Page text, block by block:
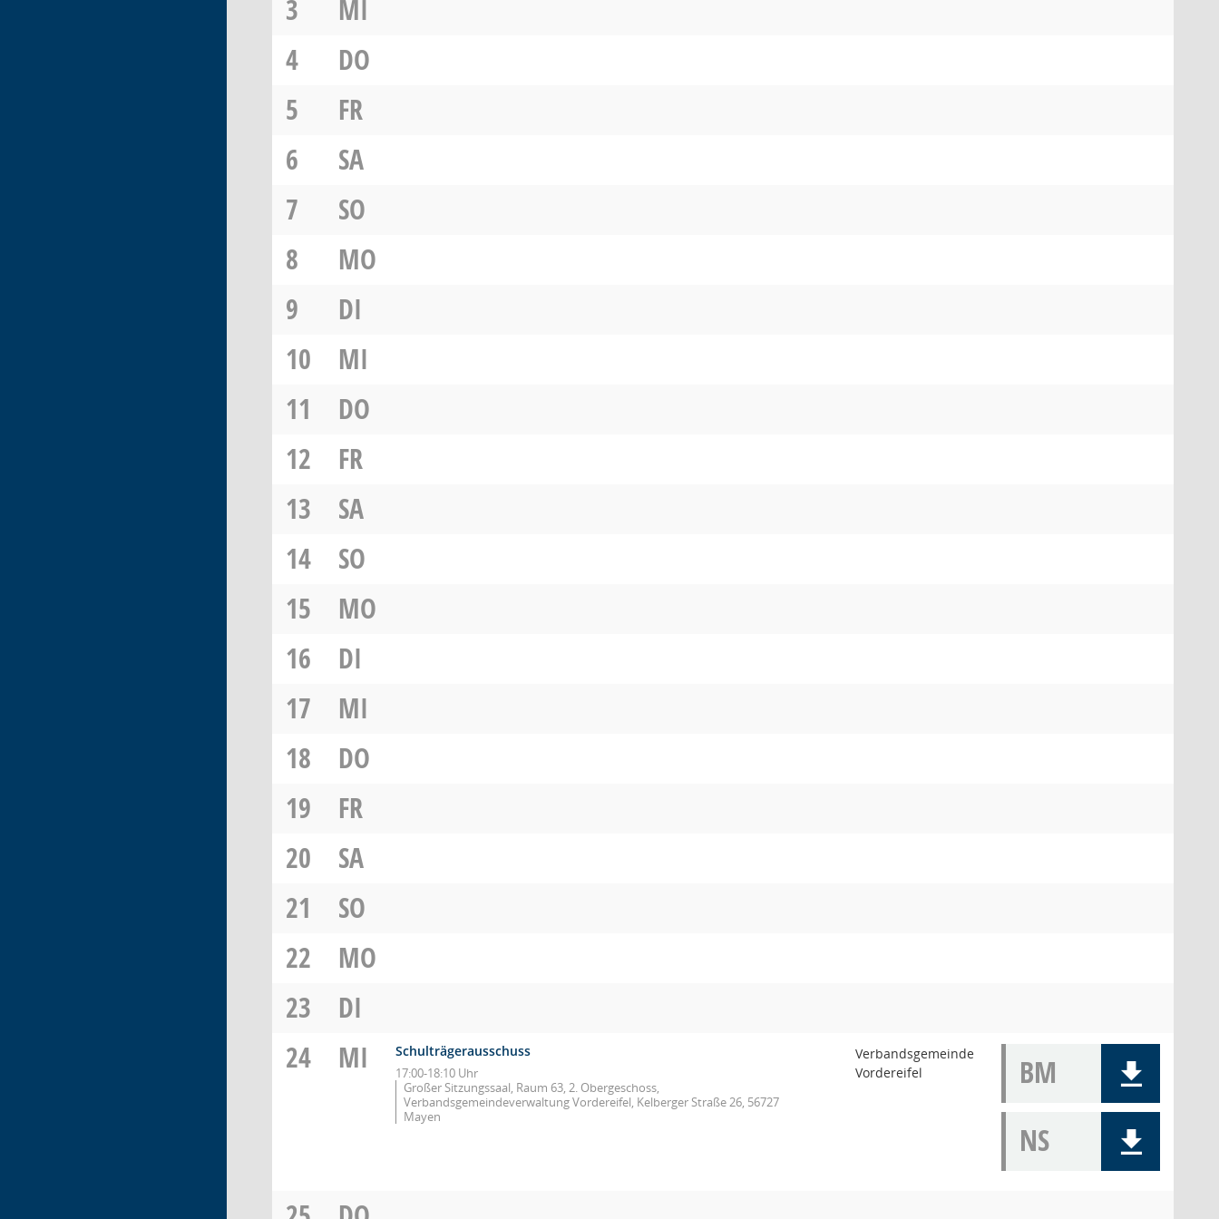
3
MI
4
DO
5
FR
6
SA
7
SO
8
MO
9
DI
10
MI
11
DO
12
FR
13
SA
14
SO
15
MO
16
DI
17
MI
18
DO
19
FR
20
SA
21
SO
22
MO
23
DI
24
MI Schulträgerausschuss
17:00-18:10 Uhr
Großer Sitzungssaal, Raum 63, 2. Obergeschoss,
Verbandsgemeindeverwaltung Vordereifel, Kelberger Straße 26, 56727
Mayen
Verbandsgemeinde
Vordereifel
BM
NS